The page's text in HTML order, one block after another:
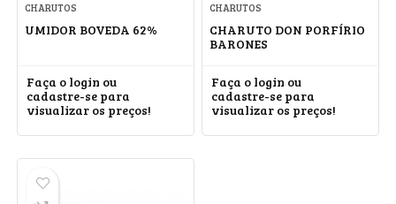
CHARUTOS
UMIDOR BOVEDA 62%
Faça o login ou
cadastre-se para
visualizar os preços!
CHARUTOS
CHARUTO DON PORFÍRIO
BARONES
Faça o login ou
cadastre-se para
visualizar os preços!